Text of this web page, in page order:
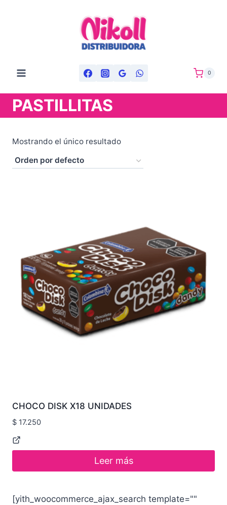
0
PASTILLITAS
Mostrando el único resultado
CHOCO DISK X18 UNIDADES
$ 17.250
Leer más
[yith_woocommerce_ajax_search template=""